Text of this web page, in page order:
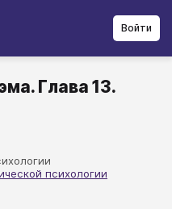
Войти
Глава 13.
психологии